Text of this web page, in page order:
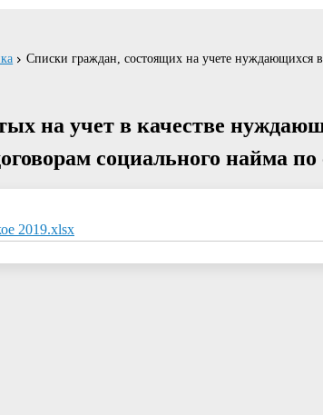
Списки граждан, состоящих на учете
на учет в качестве
социального найма
2019.xlsx